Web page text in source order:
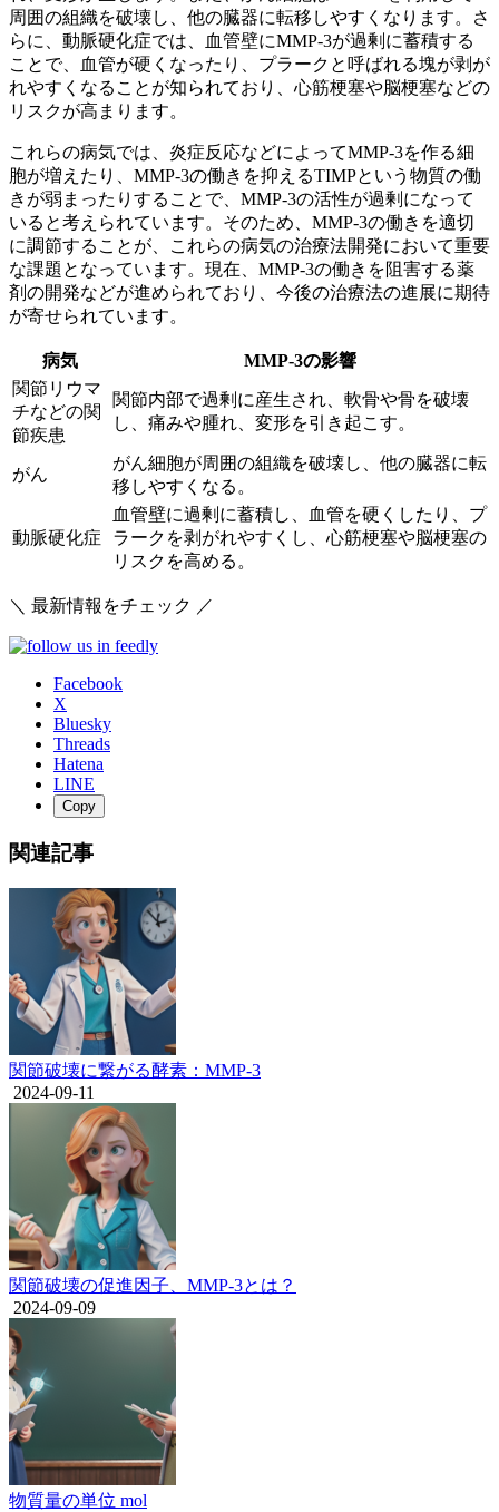
周囲の組織を破壊し、他の臓器に転移しやすくなります。さ
らに、動脈硬化症では、血管壁にMMP-3が過剰に蓄積する
ことで、血管が硬くなったり、プラークと呼ばれる塊が剥が
れやすくなることが知られており、心筋梗塞や脳梗塞などの
リスクが高まります。
これらの病気では、炎症反応などによってMMP-3を作る細
胞が増えたり、MMP-3の働きを抑えるTIMPという物質の働
きが弱まったりすることで、MMP-3の活性が過剰になって
いると考えられています。そのため、 MMP-3の働きを適切
に調節することが、これらの病気の治療法開発において重要
な課題となっています。 現在、MMP-3の働きを阻害する薬
剤の開発などが進められており、今後の治療法の進展に期待
が寄せられています。
病気
MMP-3の影響
関節リウマ
チなどの関
節疾患
関節内部で過剰に産生され、軟骨や骨を破壊
し、痛みや腫れ、変形を引き起こす。
がん
がん細胞が周囲の組織を破壊し、他の臓器に転
移しやすくなる。
動脈硬化症
血管壁に過剰に蓄積し、血管を硬くしたり、プ
ラークを剥がれやすくし、心筋梗塞や脳梗塞の
リスクを高める。
＼ 最新情報をチェック ／
Facebook
X
Bluesky
Threads
Hatena
LINE
Copy
関連記事
関節破壊に繋がる酵素：MMP-3
2024-09-11
関節破壊の促進因子、MMP-3とは？
2024-09-09
物質量の単位 mol